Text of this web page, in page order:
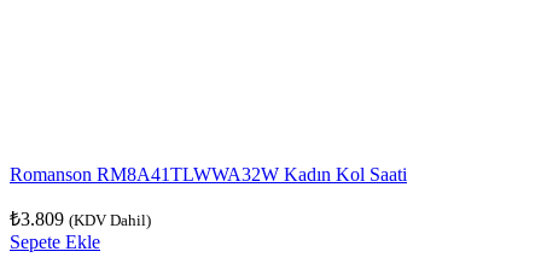
Romanson RM8A41TLWWA32W Kadın Kol Saati
₺3.809 (KDV Dahil)
Sepete Ekle